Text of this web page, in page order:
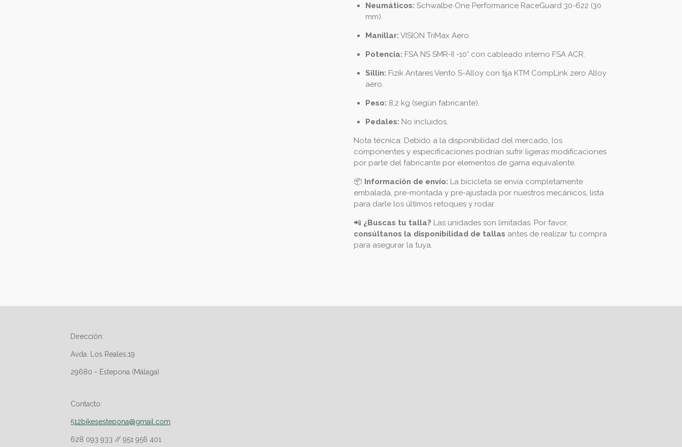
Neumáticos: Schwalbe One Performance RaceGuard 30-622 (30
mm).
Manillar: VISION TriMax Aero.
Potencia: FSA NS SMR-II -10° con cableado interno FSA ACR.
Sillín: Fizik Antares Vento S-Alloy con tija KTM CompLink zero Alloy
aero.
Peso: 8,2 kg (según fabricante).
Pedales: No incluidos.
Nota técnica: Debido a la disponibilidad del mercado, los
componentes y especificaciones podrían sufrir ligeras modificaciones
por parte del fabricante por elementos de gama equivalente.
📦 Información de envío: La bicicleta se envía completamente
embalada, pre-montada y pre-ajustada por nuestros mecánicos, lista
para darle los últimos retoques y rodar.
📲 ¿Buscas tu talla? Las unidades son limitadas. Por favor,
consúltanos la disponibilidad de tallas antes de realizar tu compra
para asegurar la tuya.
Dirección:
Avda. Los Reales,19
29680 - Estepona (Málaga)
Contacto:
512bikesestepona@gmail.com
628 093 933 // 951 956 401